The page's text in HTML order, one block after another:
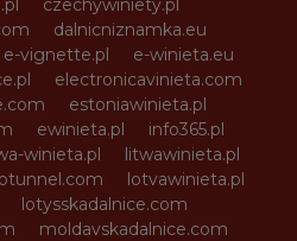
czechywiniety.pl
dalnicniznamka.eu
e-vignette.pl
e-winieta.eu
electronicavinieta.com
estoniawinieta.pl
ewinieta.pl
info365.pl
winieta.pl
litwawinieta.pl
lotvawinieta.pl
lotysskadalnice.com
moldavskadalnice.com